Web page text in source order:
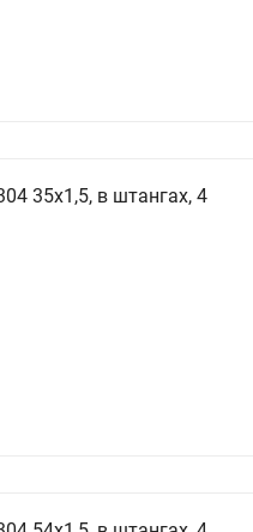
35х1,5, в штангах, 4